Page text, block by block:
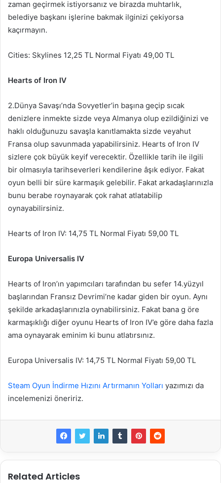
zaman geçirmek istiyorsanız ve birazda muhtarlık,
belediye başkanı işlerine bakmak ilginizi çekiyorsa
kaçırmayın.
Cities: Skylines 12,25 TL Normal Fiyatı 49,00 TL
Hearts of Iron IV
2.Dünya Savaşı’nda Sovyetler’in başına geçip sıcak
denizlere inmekte sizde veya Almanya olup ezildiğinizi ve
haklı olduğunuzu savaşla kanıtlamakta sizde veyahut
Fransa olup savunmada yapabilirsiniz. Hearts of Iron IV
sizlere çok büyük keyif verecektir. Özellikle tarih ile ilgili
bir olmasıyla tarihseverleri kendilerine âşık ediyor. Fakat
oyun belli bir süre karmaşık gelebilir. Fakat arkadaşlarınızla
bunu berabe roynayarak çok rahat atlatabilip
oynayabilirsiniz.
Hearts of Iron IV: 14,75 TL Normal Fiyatı 59,00 TL
Europa Universalis IV
Hearts of Iron’ın yapımcıları tarafından bu sefer 14.yüzyıl
başlarından Fransız Devrimi’ne kadar giden bir oyun. Aynı
şekilde arkadaşlarınızla oynabilirsiniz. Fakat bana g öre
karmaşıklığı diğer oyunu Hearts of Iron IV’e göre daha fazla
ama oynayarak eminim ki bunu atlatırsınız.
Europa Universalis IV: 14,75 TL Normal Fiyatı 59,00 TL
Steam Oyun İndirme Hızını Artırmanın Yolları yazımızı da
incelemenizi öneririz.
Related Articles